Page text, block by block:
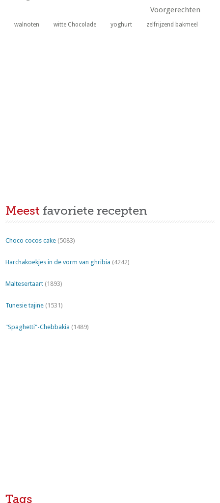
Voorgerechten
walnoten witte Chocolade yoghurt zelfrijzend bakmeel
Meest favoriete recepten
Choco cocos cake (5083)
Harchakoekjes in de vorm van ghribia (4242)
Maltesertaart (1893)
Tunesie tajine (1531)
"Spaghetti"-Chebbakia (1489)
Tags